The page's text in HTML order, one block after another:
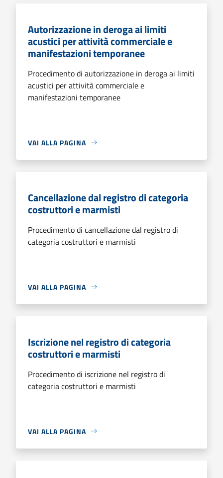
Autorizzazione in deroga ai limiti
acustici per attività commerciale e
manifestazioni temporanee
Procedimento di autorizzazione in deroga ai limiti
acustici per attività commerciale e
manifestazioni temporanee
VAI ALLA PAGINA
Cancellazione dal registro di categoria
costruttori e marmisti
Procedimento di cancellazione dal registro di
categoria costruttori e marmisti
VAI ALLA PAGINA
Iscrizione nel registro di categoria
costruttori e marmisti
Procedimento di iscrizione nel registro di
categoria costruttori e marmisti
VAI ALLA PAGINA